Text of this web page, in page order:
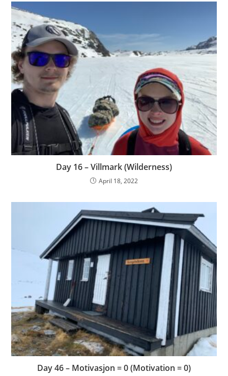
Day 16 – Villmark (Wilderness)
April 18, 2022
Day 46 – Motivasjon = 0 (Motivation = 0)